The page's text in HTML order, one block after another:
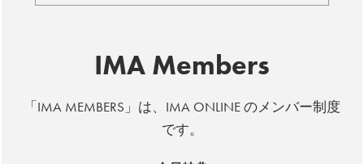
IMA Members
「IMA MEMBERS」は、IMA ONLINE のメンバー制度
です。